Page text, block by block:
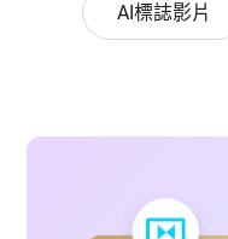
AI標誌影片